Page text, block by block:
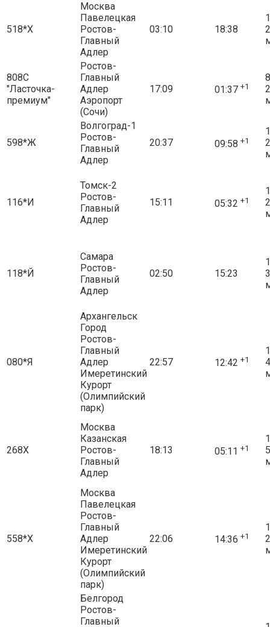
518*Х
Москва
Павелецкая
Ростов-
Главный
Адлер
03:10 18:38
808С
"Ласточка-
премиум"
Ростов-
Главный
Адлер
Аэропорт
(Сочи)
17:09 01:37 +1
598*Ж
Волгоград-1
Ростов-
Главный
Адлер
20:37 09:58 +1
116*И
Томск-2
Ростов-
Главный
Адлер
15:11 05:32 +1
118*Й
Самара
Ростов-
Главный
Адлер
02:50 15:23
080*Я
Архангельск
Город
Ростов-
Главный
Адлер
Имеретинский
Курорт
(Олимпийский
парк)
22:57 12:42 +1
268Х
Москва
Казанская
Ростов-
Главный
Адлер
18:13 05:11 +1
558*Х
Москва
Павелецкая
Ростов-
Главный
Адлер
Имеретинский
Курорт
(Олимпийский
парк)
22:06 14:36 +1
Белгород
Ростов-
Главный